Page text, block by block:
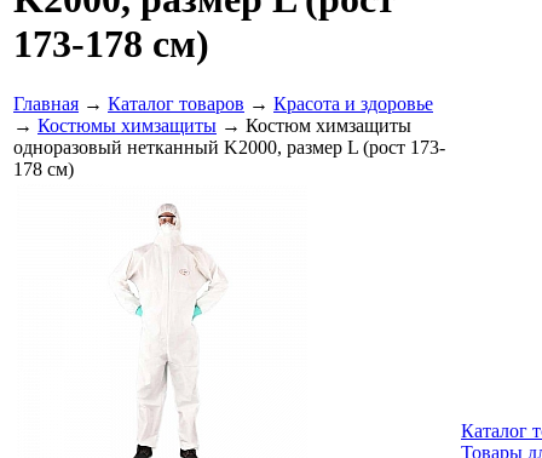
173-178 см)
Главная → Каталог товаров → Красота и здоровье
→ Костюмы химзащиты → Костюм химзащиты
одноразовый нетканный K2000, размер L (рост 173-
178 см)
Каталог
Товары